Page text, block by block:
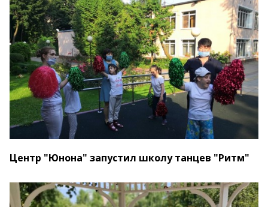
Центр "Юнона" запустил школу танцев "Ритм"